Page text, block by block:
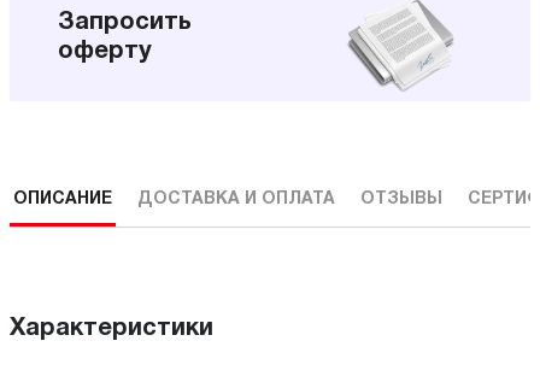
Запросить
оферту
ОПИСАНИЕ ДОСТАВКА И ОПЛАТА ОТЗЫВЫ
Характеристики